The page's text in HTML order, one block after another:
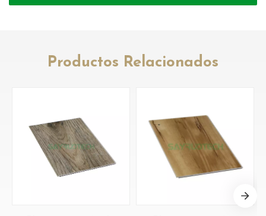
Productos Relacionados